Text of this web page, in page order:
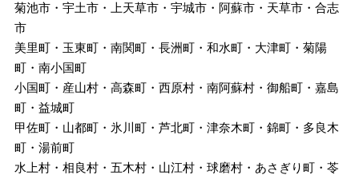
菊池市・宇土市・上天草市・宇城市・阿蘇市・天草市・合志
市
美里町・玉東町・南関町・長洲町・和水町・大津町・菊陽
町・南小国町
小国町・産山村・高森町・西原村・南阿蘇村・御船町・嘉島
町・益城町
甲佐町・山都町・氷川町・芦北町・津奈木町・錦町・多良木
町・湯前町
水上村・相良村・五木村・山江村・球磨村・あさぎり町・苓